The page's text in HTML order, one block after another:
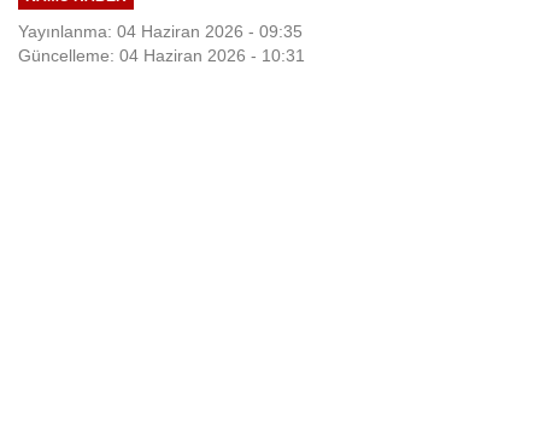
Yayınlanma: 04 Haziran 2026 - 09:35
Güncelleme: 04 Haziran 2026 - 10:31